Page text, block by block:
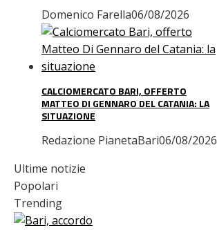
Domenico Farella06/08/2026
CALCIOMERCATO BARI, OFFERTO
MATTEO DI GENNARO DEL CATANIA: LA
SITUAZIONE
Redazione PianetaBari06/08/2026
Ultime notizie
Popolari
Trending